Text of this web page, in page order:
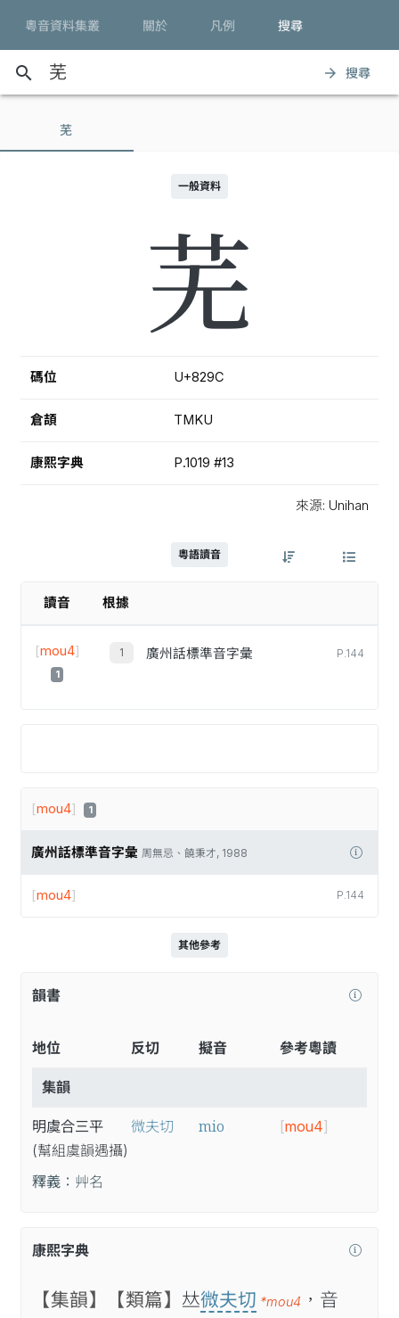
粵音資料集叢 關於 凡例 搜尋
search arrow_forward 搜尋
芜
一般資料
芜
碼位 U+829C
倉頡 TMKU
康熙字典 P.1019 #13
來源: Unihan
粵語讀音
讀音 根據
[mou4]
1
廣州話標準音字彙 P.144
[mou4] 1
廣州話標準音字彙 周無忌、饒秉才, 1988
P.144
[mou4]
其他參考
韻書
地位 反切 擬音 參考粵讀
集韻
明虞合三平
(幫組虞韻遇攝)
微夫切 mio [mou4]
釋義： 艸名
康熙字典
【集韻】 【類篇】 𠀤微夫切 *mou4 ，音